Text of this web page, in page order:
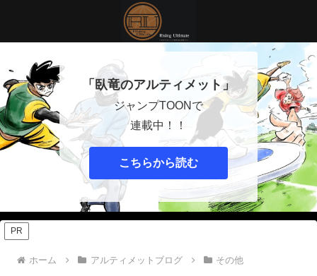
「臥竜のアルティメット」
ジャンプTOONで
連載中！！
こちらから読む
PR
ホーム アルティメットブログ その他